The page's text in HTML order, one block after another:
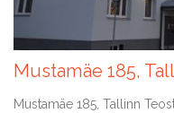
Mustamäe 185,
Mustamäe 185, Tallinn